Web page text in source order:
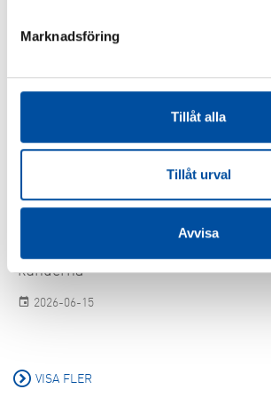
Marknadsföring
Tillåt alla
Tillåt urval
Avvisa
Energibolagens nästa
kunderna
2026-06-15
VISA FLER